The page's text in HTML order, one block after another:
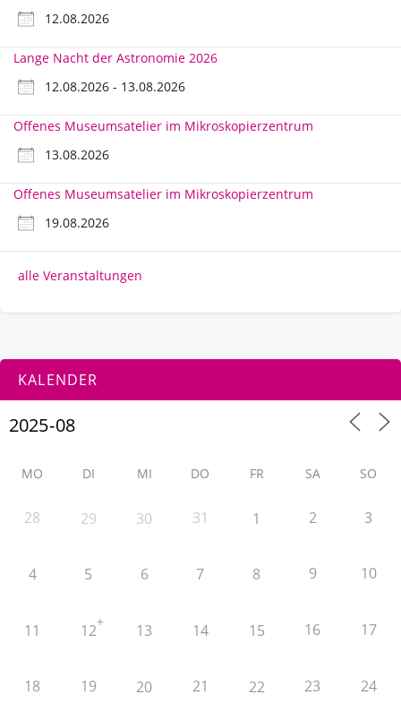
12.08.2026
Lange Nacht der Astronomie 2026
12.08.2026 - 13.08.2026
Offenes Museumsatelier im Mikroskopierzentrum
13.08.2026
Offenes Museumsatelier im Mikroskopierzentrum
19.08.2026
alle Veranstaltungen
KALENDER
MO DI MI DO FR SA SO
28 29 30 31 1 2 3
4 5 6 7 8 9 10
11 12+ 13 14 15 16 17
18 19 20 21 22 23 24